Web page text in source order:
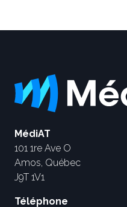
MédiAT
101 1re Ave O
Amos, Québec
J9T 1V1
Téléphone